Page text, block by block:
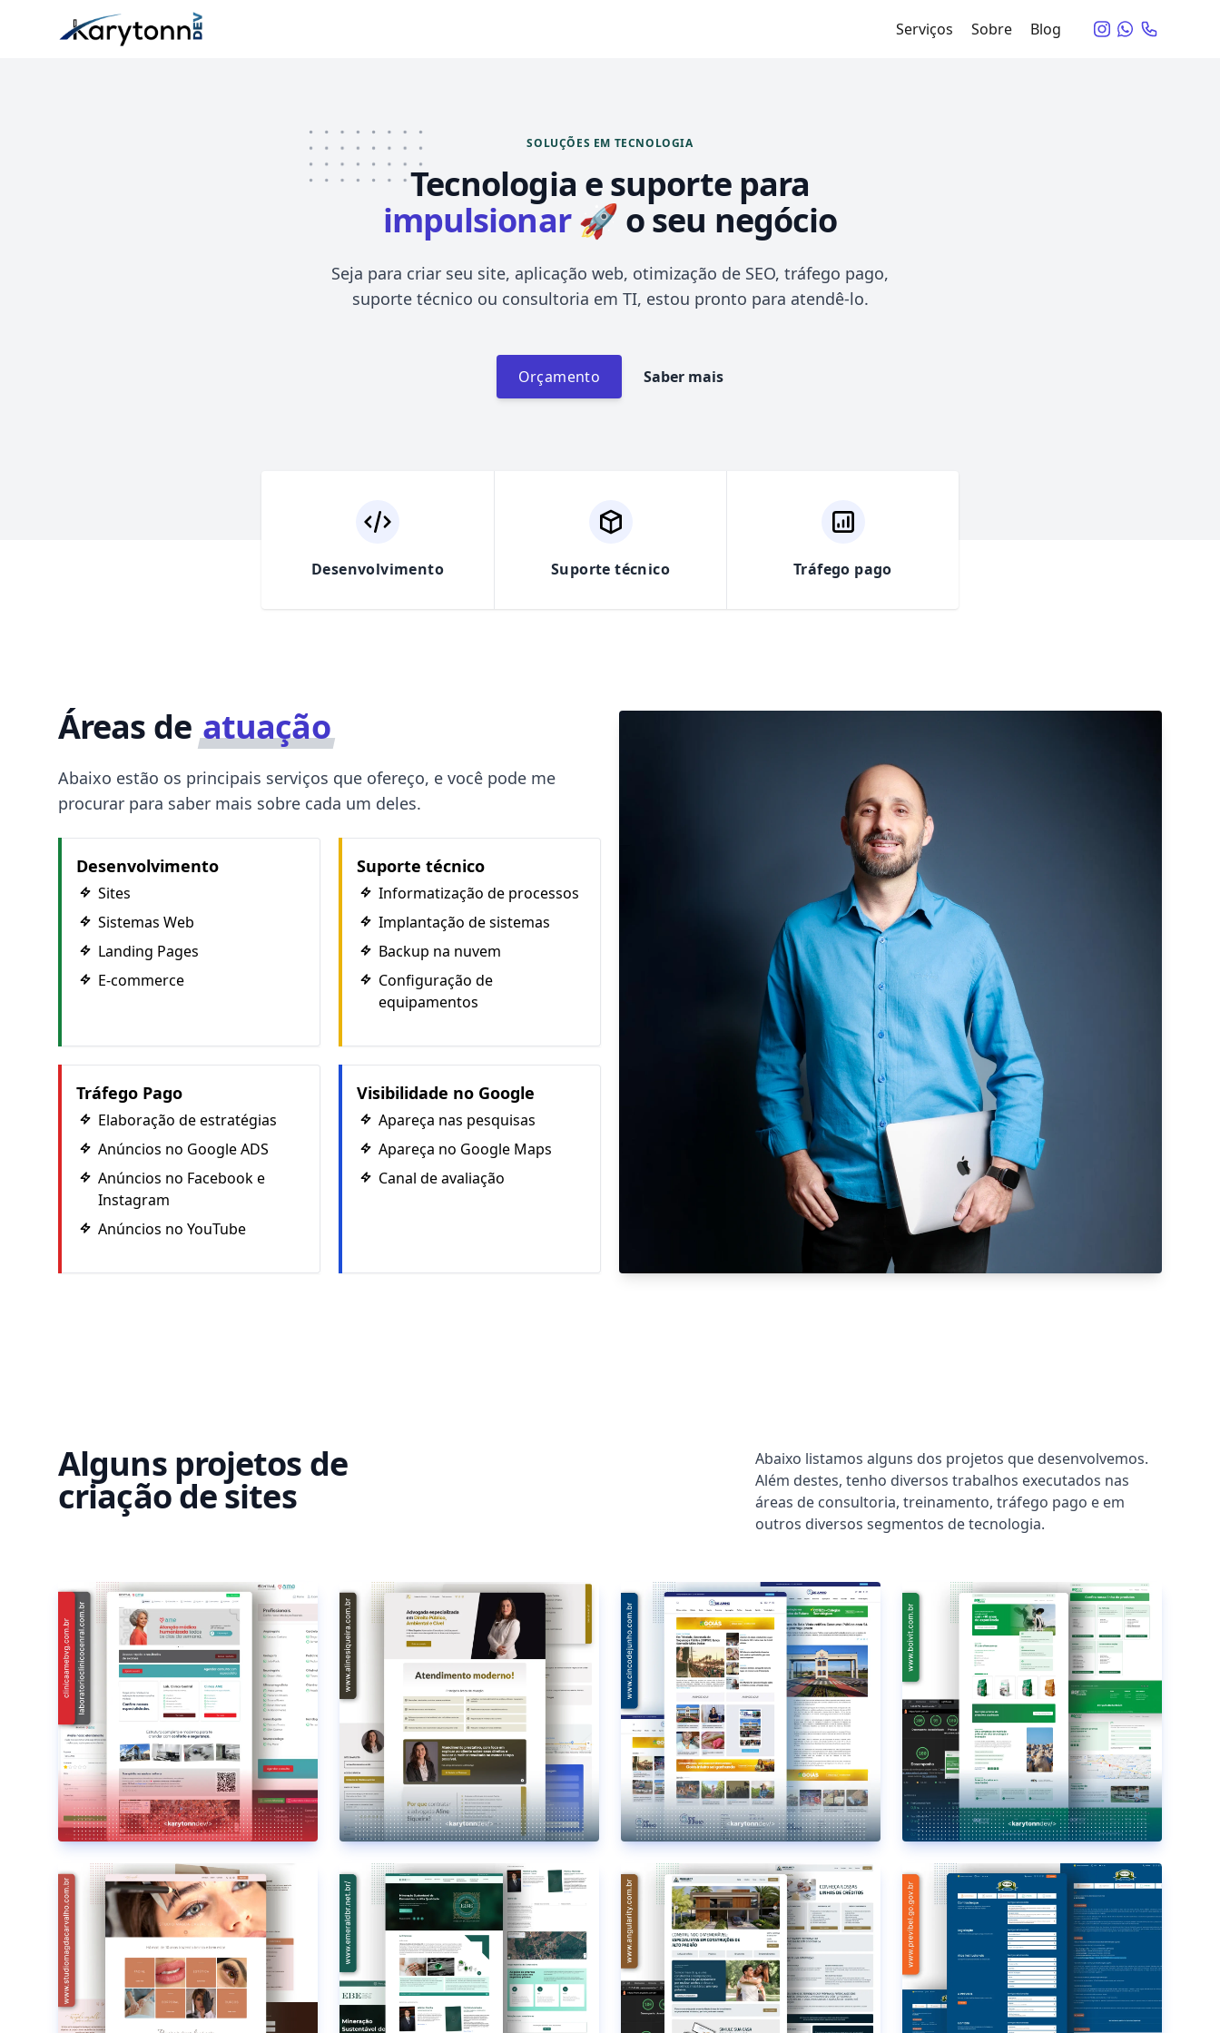
Serviços Sobre Blog
SOLUÇÕES EM TECNOLOGIA
Tecnologia e suporte para
impulsionar🚀 o seu negócio
Seja para criar seu site, aplicação web, otimização de SEO, tráfego pago,
suporte técnico ou consultoria em TI, estou pronto para atendê-lo.
Orçamento Saber mais
Desenvolvimento Suporte técnico Tráfego pago
Áreas de atuação
Abaixo estão os principais serviços que ofereço, e você pode me
procurar para saber mais sobre cada um deles.
Desenvolvimento
Sites
Sistemas Web
Landing Pages
E-commerce
Suporte técnico
Informatização de processos
Implantação de sistemas
Backup na nuvem
Configuração de
equipamentos
Tráfego Pago
Elaboração de estratégias
Anúncios no Google ADS
Anúncios no Facebook e
Instagram
Anúncios no YouTube
Visibilidade no Google
Apareça nas pesquisas
Apareça no Google Maps
Canal de avaliação
Alguns projetos de
criação de sites
Abaixo listamos alguns dos projetos que desenvolvemos.
Além destes, tenho diversos trabalhos executados nas
áreas de consultoria, treinamento, tráfego pago e em
outros diversos segmentos de tecnologia.